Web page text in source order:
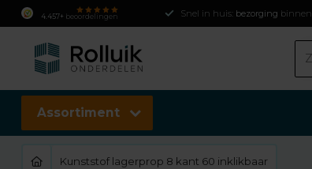
4.457+ beoordelingen Snel in huis: bezorging binnen
Assortiment
Kunststof lagerprop 8 kant 60 inklikbaar